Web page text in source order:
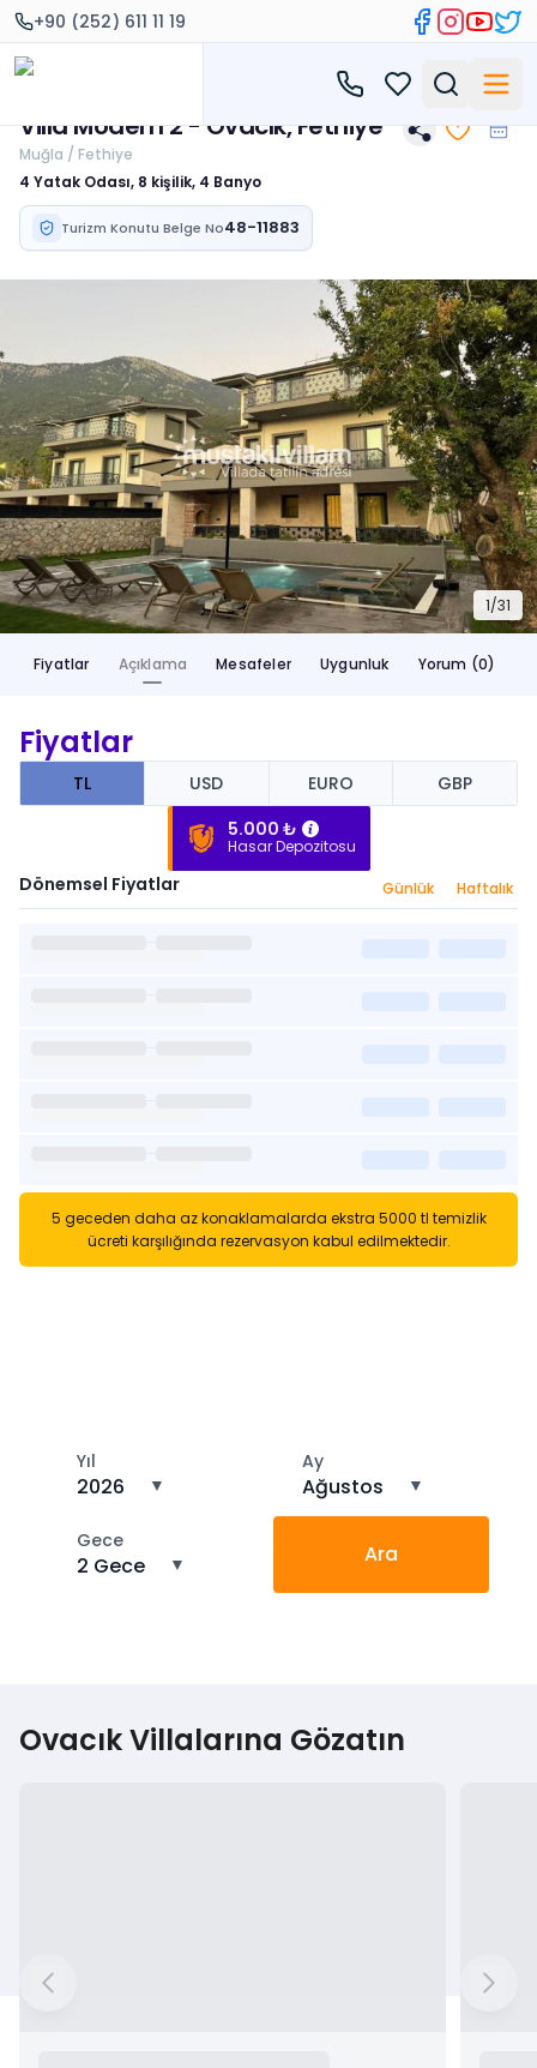
+90 (252) 611 11 19
Villa Modern 2 - Ovacık, Fethiye
Muğla / Fethiye
4 Yatak Odası, 8 kişilik, 4 Banyo
Turizm Konutu Belge No48-11883
1/31
Fiyatlar Açıklama Mesafeler Uygunluk Yorum (0)
Fiyatlar
TL USD EURO
GBP
5.000 ₺
Hasar Depozitosu
Dönemsel Fiyatlar Günlük Haftalık
5 geceden daha az konaklamalarda ekstra 5000 tl temizlik
ücreti karşılığında rezervasyon kabul edilmektedir.
Yıl
2026 ▼
Ay
Ağustos ▼
Gece
2 Gece ▼ Ara
Ovacık Villalarına Gözatın